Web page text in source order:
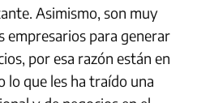
Asimismo, son muy
empresarios para generar
por esa razón están en
lo que les ha traído una